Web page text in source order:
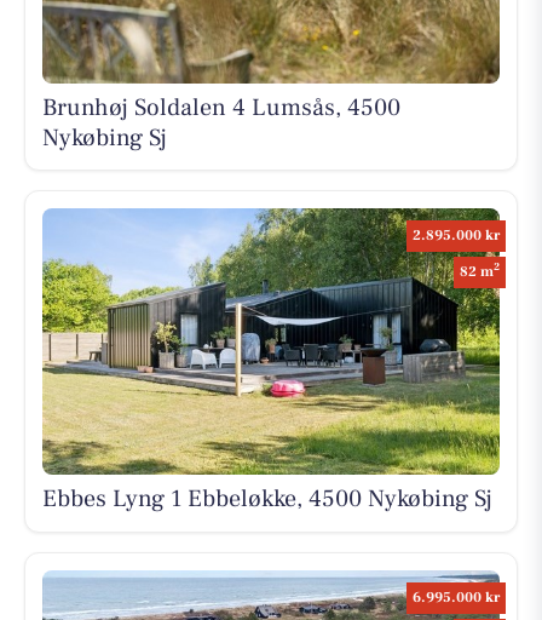
Brunhøj Soldalen 4 Lumsås, 4500
Nykøbing Sj
2.895.000 kr
82 m2
Ebbes Lyng 1 Ebbeløkke, 4500 Nykøbing Sj
6.995.000 kr